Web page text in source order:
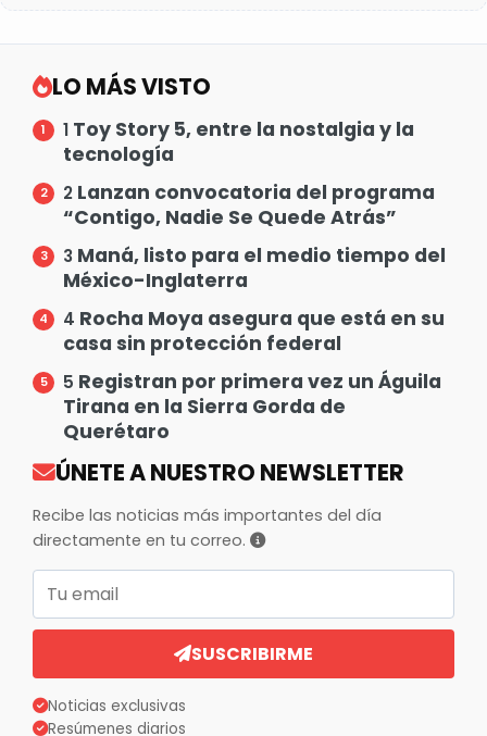
LO MÁS VISTO
1 Toy Story 5, entre la nostalgia y la
tecnología
2 Lanzan convocatoria del programa
“Contigo, Nadie Se Quede Atrás”
3 Maná, listo para el medio tiempo del
México-Inglaterra
4 Rocha Moya asegura que está en su
casa sin protección federal
5 Registran por primera vez un Águila
Tirana en la Sierra Gorda de
Querétaro
ÚNETE A NUESTRO NEWSLETTER
Recibe las noticias más importantes del día
directamente en tu correo.
Correo electrónico
SUSCRIBIRME
Noticias exclusivas
Resúmenes diarios